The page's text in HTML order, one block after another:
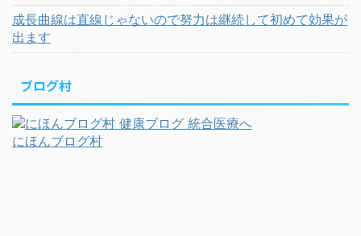
成長曲線は直線じゃないので努力は継続して初めて効果が
出ます
ブログ村
にほんブログ村